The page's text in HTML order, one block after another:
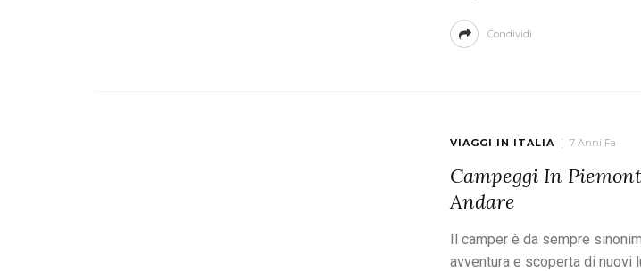
Condividi
VIAGGI IN ITALIA 7 Anni Fa
Campeggi In
Andare
Il camper è da sempre
avventura e scoperta di nuovi